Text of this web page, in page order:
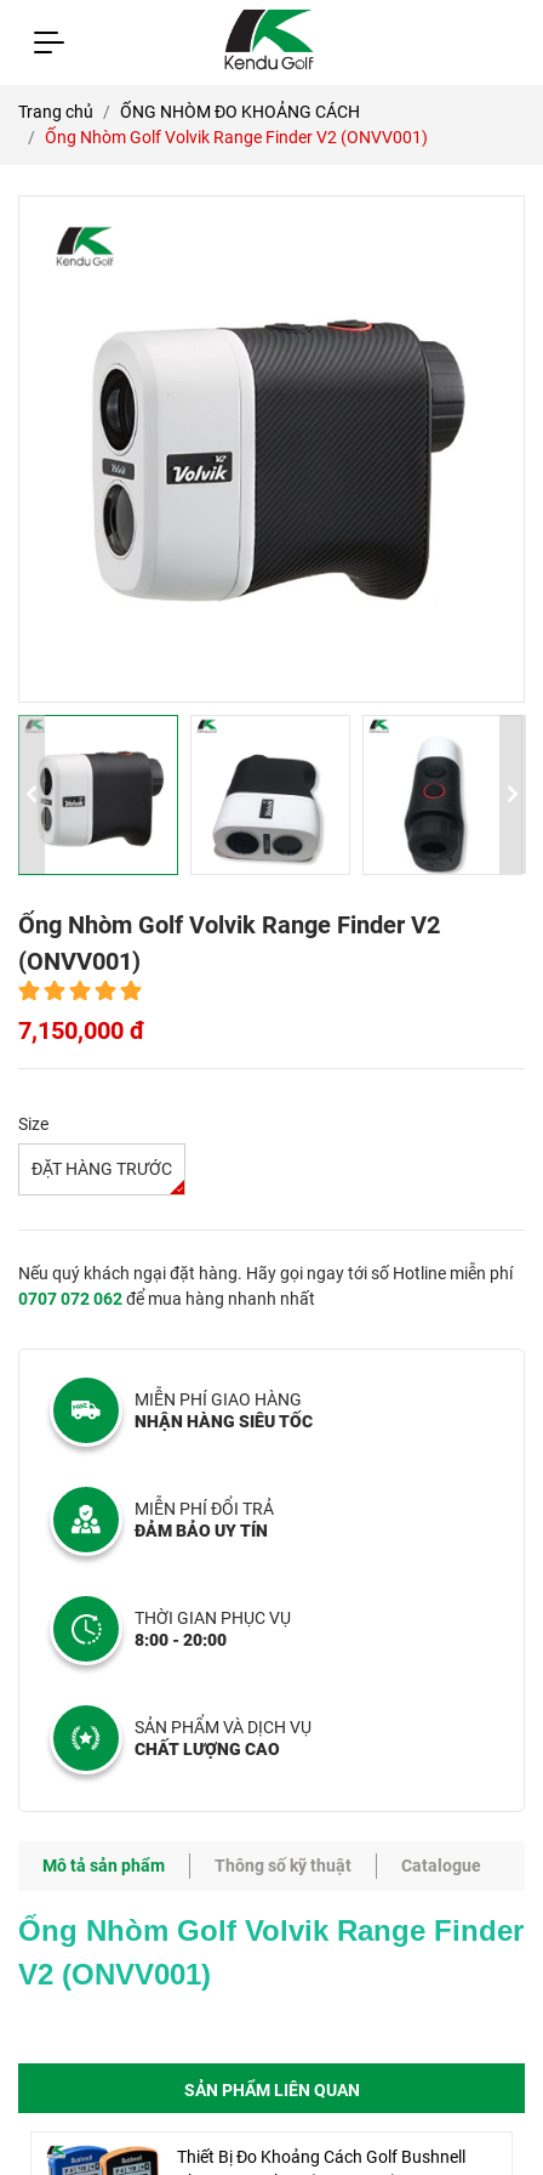
Trang chủ
ỐNG NHÒM ĐO KHOẢNG CÁCH
Ống Nhòm Golf Volvik Range Finder V2 (ONVV001)
Ống Nhòm Golf Volvik Range Finder V2
(ONVV001)
7,150,000 đ
Size
ĐẶT HÀNG TRƯỚC
Nếu quý khách ngại đặt hàng. Hãy gọi ngay tới số Hotline miễn phí
0707 072 062để mua hàng nhanh nhất
MIỄN PHÍ GIAO HÀNG
NHẬN HÀNG SIÊU TỐC
MIỄN PHÍ ĐỔI TRẢ
ĐẢM BẢO UY TÍN
THỜI GIAN PHỤC VỤ
8:00 - 20:00
SẢN PHẨM VÀ DỊCH VỤ
CHẤT LƯỢNG CAO
Mô tả sản phẩm Thông số kỹ thuật Catalogue
Ống Nhòm Golf Volvik Range Finder
V2 (ONVV001)
SẢN PHẨM LIÊN QUAN
Thiết Bị Đo Khoảng Cách Golf Bushnell